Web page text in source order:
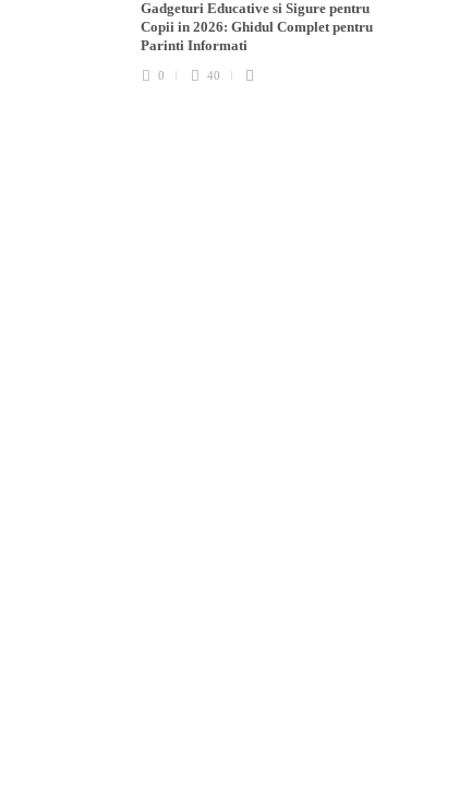
Gadgeturi Educative si Sigure pentru
Copii in 2026: Ghidul Complet pentru
Parinti Informati
0 40